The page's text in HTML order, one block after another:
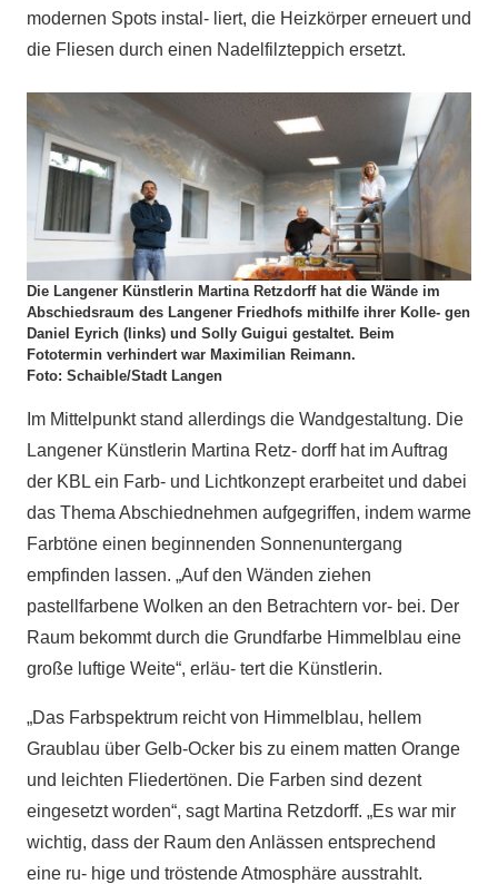
modernen Spots instal- liert, die Heizkörper erneuert und
die Fliesen durch einen Nadelfilzteppich ersetzt.
Die Langener Künstlerin Martina Retzdorff hat die Wände im
Abschiedsraum des Langener Friedhofs mithilfe ihrer Kolle- gen
Daniel Eyrich (links) und Solly Guigui gestaltet. Beim
Fototermin verhindert war Maximilian Reimann.
Foto: Schaible/Stadt Langen
Im Mittelpunkt stand allerdings die Wandgestaltung. Die
Langener Künstlerin Martina Retz- dorff hat im Auftrag
der KBL ein Farb- und Lichtkonzept erarbeitet und dabei
das Thema Abschiednehmen aufgegriffen, indem warme
Farbtöne einen beginnenden Sonnenuntergang
empfinden lassen. „Auf den Wänden ziehen
pastellfarbene Wolken an den Betrachtern vor- bei. Der
Raum bekommt durch die Grundfarbe Himmelblau eine
große luftige Weite“, erläu- tert die Künstlerin.
„Das Farbspektrum reicht von Himmelblau, hellem
Graublau über Gelb-Ocker bis zu einem matten Orange
und leichten Fliedertönen. Die Farben sind dezent
eingesetzt worden“, sagt Martina Retzdorff. „Es war mir
wichtig, dass der Raum den Anlässen entsprechend
eine ru- hige und tröstende Atmosphäre ausstrahlt.